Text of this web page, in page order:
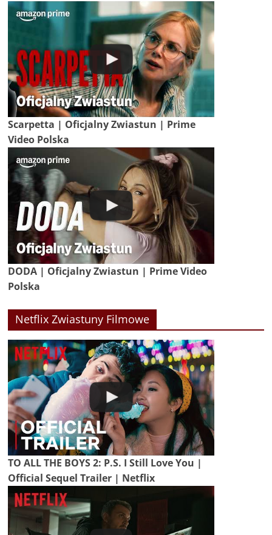
Scarpetta | Oficjalny Zwiastun | Prime
Video Polska
DODA | Oficjalny Zwiastun | Prime Video
Polska
Netflix Zwiastuny Filmowe
TO ALL THE BOYS 2: P.S. I Still Love You |
Official Sequel Trailer | Netflix